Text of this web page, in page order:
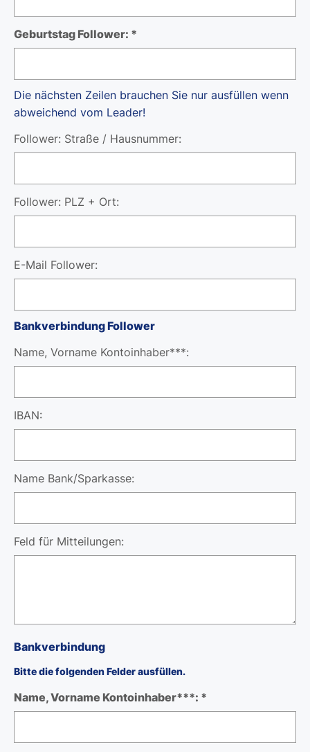
Geburtstag Follower: *
Die nächsten Zeilen brauchen Sie nur ausfüllen wenn
abweichend vom Leader!
Follower: Straße / Hausnummer:
Follower: PLZ + Ort:
E-Mail Follower:
Bankverbindung Follower
Name, Vorname Kontoinhaber***:
IBAN:
Name Bank/Sparkasse:
Feld für Mitteilungen:
Bankverbindung
Bitte die folgenden Felder ausfüllen.
Name, Vorname Kontoinhaber***: *